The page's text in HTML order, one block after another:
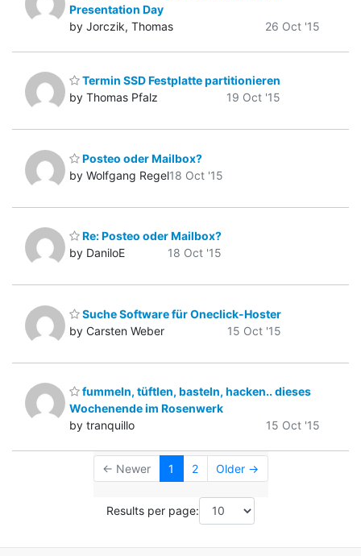
Presentation Day
by Jorczik, Thomas
26 Oct '15
Termin SSD Festplatte partitionieren
by Thomas Pfalz
19 Oct '15
Posteo oder Mailbox?
by Wolfgang Regel18 Oct '15
Re: Posteo oder Mailbox?
by DaniloE
18 Oct '15
Suche Software für Oneclick-Hoster
by Carsten Weber
15 Oct '15
fummeln, tüftlen, basteln, hacken.. dieses
Wochenende im Rosenwerk
by tranquillo
15 Oct '15
← Newer 1 2 Older →
Results per page: